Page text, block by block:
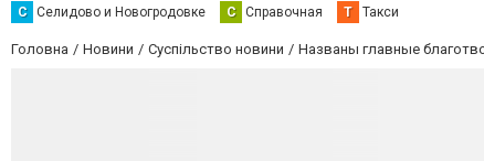
С Селидово и Новогродовке С Справочная Т Такси
Головна Новини Суспільство новини Названы главные